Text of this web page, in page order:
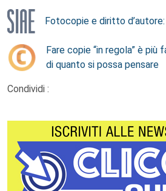
Fotocopie e diritto
Fare copie “in regola” è più
di quanto si possa pensare
Condividi :